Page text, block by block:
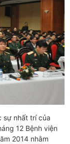
sự nhất trí của
12 Bệnh viện
2014 nhằm